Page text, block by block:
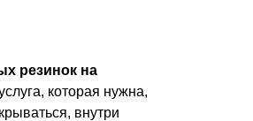
резинок на
которая нужна,
внутри